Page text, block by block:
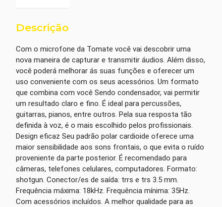
Descrição
Com o microfone da Tomate você vai descobrir uma
nova maneira de capturar e transmitir áudios. Além disso,
você poderá melhorar ás suas funções e oferecer um
uso conveniente com os seus acessórios. Um formato
que combina com você Sendo condensador, vai permitir
um resultado claro e fino. É ideal para percussões,
guitarras, pianos, entre outros. Pela sua resposta tão
definida à voz, é o mais escolhido pelos profissionais.
Design eficaz Seu padrão polar cardioide oferece uma
maior sensibilidade aos sons frontais, o que evita o ruído
proveniente da parte posterior. É recomendado para
câmeras, telefones celulares, computadores. Formato:
shotgun. Conector/es de saída: trrs e trs 3.5 mm.
Frequência máxima: 18kHz. Frequência mínima: 35Hz.
Com acessórios incluídos. A melhor qualidade para as